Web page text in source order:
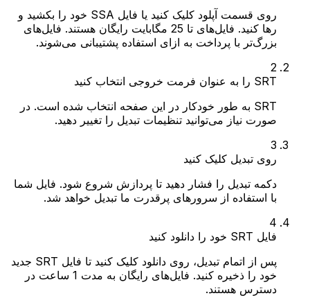
روی قسمت آپلود کلیک کنید یا فایل SSA خود را بکشید و
رها کنید. فایل‌های تا 25 مگابایت رایگان هستند. فایل‌های
بزرگ‌تر با پرداخت به ازای استفاده پشتیبانی می‌شوند.
2
SRT را به عنوان فرمت خروجی انتخاب کنید
SRT به طور خودکار در این صفحه انتخاب شده است. در
صورت نیاز می‌توانید تنظیمات تبدیل را تغییر دهید.
3
روی تبدیل کلیک کنید
دکمه تبدیل را فشار دهید تا پردازش شروع شود. فایل شما
با استفاده از سرورهای پرقدرت ما تبدیل خواهد شد.
4
فایل SRT خود را دانلود کنید
پس از اتمام تبدیل، روی دانلود کلیک کنید تا فایل SRT جدید
خود را ذخیره کنید. فایل‌های رایگان به مدت 1 ساعت در
دسترس هستند.